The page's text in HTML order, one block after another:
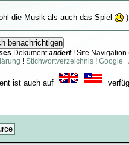
die Musik als auch das Spiel )
Dokumentändert! Site Navigation
! Stichwortverzeichnis ! Google+
ist auch auf